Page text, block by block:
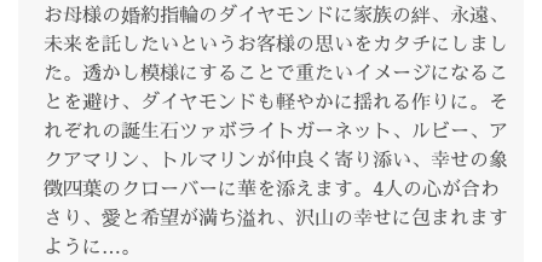
お母様の婚約指輪のダイヤモンドに家族の絆、永遠、
未来を託したいというお客様の思いをカタチにしまし
た。透かし模様にすることで重たいイメージになるこ
とを避け、ダイヤモンドも軽やかに揺れる作りに。そ
れぞれの誕生石ツァボライトガーネット、ルビー、ア
クアマリン、トルマリンが仲良く寄り添い、幸せの象
徴四葉のクローバーに華を添えます。4人の心が合わ
さり、愛と希望が満ち溢れ、沢山の幸せに包まれます
ように…。